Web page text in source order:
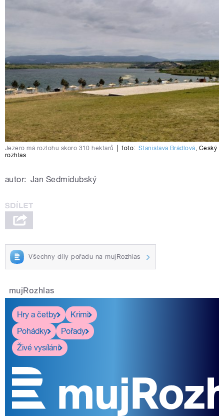
Jezero má rozlohu skoro 310 hektarů foto: Stanislava Brádlová, Český
rozhlas
autor: Jan Sedmidubský
Všechny díly pořadu na mujRozhlas
mujRozhlas
Hry a četby
Krimi
Pohádky
Pořady
Živé vysílání